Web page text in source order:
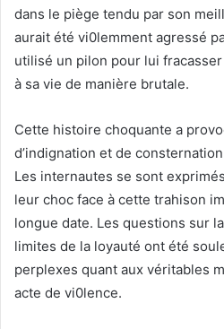
dans le piège tendu par son
aurait été vi0lemment agressé
utilisé un pilon pour lui
à sa vie de manière brutale.
Cette histoire choquante a
d’indignation et de
Les internautes se sont
leur choc face à cette trahison
longue date. Les questions sur
limites de la loyauté ont été
perplexes quant aux véritables
acte de vi0lence.